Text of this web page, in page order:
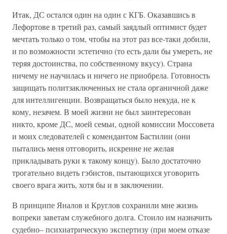
Итак, ДС остался один на один с КГБ. Оказавшись в
Лефортове в третий раз, самый заядлый оптимист будет
мечтать только о том, чтобы на этот раз все-таки добили,
и по возможности эстетично (то есть дали бы умереть, не
теряя достоинства, по собственному вкусу). Страна
ничему не научилась и ничего не приобрела. Готовность
защищать политзаключенных не стала органичной даже
для интеллигенции. Возвращаться было некуда, не к
кому, незачем. В моей жизни не был заинтересован
никто, кроме ДС, моей семьи, одной комиссии Моссовета
и моих следователей с комендантом Бастилии (они
пытались меня отговорить, искренне не желая
прикладывать руки к такому концу). Было достаточно
трогательно видеть гэбистов, пытающихся уговорить
своего врага жить, хотя бы и в заключении.
В принципе Яналов и Круглов сохранили мне жизнь
вопреки заветам служебного долга. Стоило им назначить
судебно– психиатрическую экспертизу (при моем отказе